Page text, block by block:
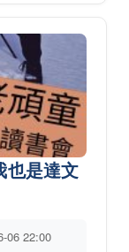
也是達文
06 22:00